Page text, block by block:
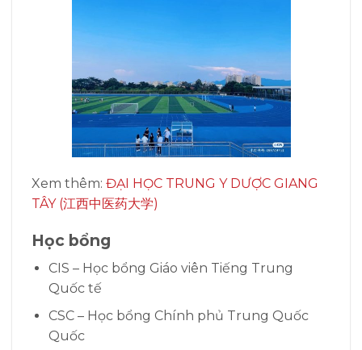
Xem thêm: ĐẠI HỌC TRUNG Y DƯỢC GIANG
TÂY (江西中医药大学)
Học bổng
CIS – Học bổng Giáo viên Tiếng Trung
Quốc tế
CSC – Học bổng Chính phủ Trung Quốc
Quốc